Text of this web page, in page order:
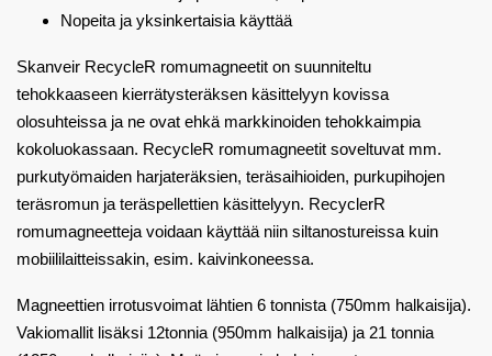
Nopeita ja yksinkertaisia käyttää
Skanveir RecycleR romumagneetit on suunniteltu
tehokkaaseen kierrätysteräksen käsittelyyn kovissa
olosuhteissa ja ne ovat ehkä markkinoiden tehokkaimpia
kokoluokassaan. RecycleR romumagneetit soveltuvat mm.
purkutyömaiden harjateräksien, teräsaihioiden, purkupihojen
teräsromun ja teräspellettien käsittelyyn. RecyclerR
romumagneetteja voidaan käyttää niin siltanostureissa kuin
mobiililaitteissakin, esim. kaivinkoneessa.
Magneettien irrotusvoimat lähtien 6 tonnista (750mm halkaisija).
Vakiomallit lisäksi 12tonnia (950mm halkaisija) ja 21 tonnia